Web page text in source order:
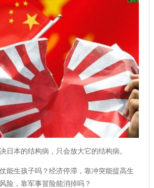
日本的结构病，只会放大它的结构病。
能生孩子吗？经济停滞，靠冲突能提高生
险，靠军事冒险能消掉吗？